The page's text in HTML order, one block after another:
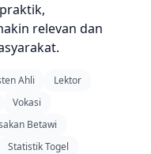
relevan dan
Ahli
Lektor
Vokasi
Betawi
Statistik Togel